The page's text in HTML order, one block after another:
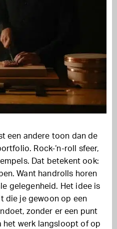
een andere toon dan de
Rock-‘n-roll sfeer,
Dat betekent ook:
Want handrolls horen
gelegenheid. Het idee is
die je gewoon op een
zonder er een punt
het werk langsloopt of op